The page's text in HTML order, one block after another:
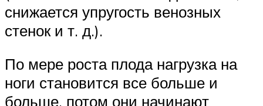
снижается упругость венозных
стенок и т. д.).
По мере роста плода нагрузка на
ноги становится все больше и
больше, потом они начинают